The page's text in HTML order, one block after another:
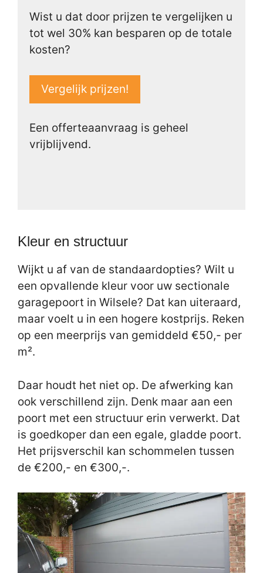
Wist u dat door prijzen te vergelijken u
tot wel 30% kan besparen op de totale
kosten?
Vergelijk prijzen!
Een offerteaanvraag is geheel
vrijblijvend.
Kleur en structuur
Wijkt u af van de standaardopties? Wilt u
een opvallende kleur voor uw sectionale
garagepoort in Wilsele? Dat kan uiteraard,
maar voelt u in een hogere kostprijs. Reken
op een meerprijs van gemiddeld €50,- per
m².
Daar houdt het niet op. De afwerking kan
ook verschillend zijn. Denk maar aan een
poort met een structuur erin verwerkt. Dat
is goedkoper dan een egale, gladde poort.
Het prijsverschil kan schommelen tussen
de €200,- en €300,-.